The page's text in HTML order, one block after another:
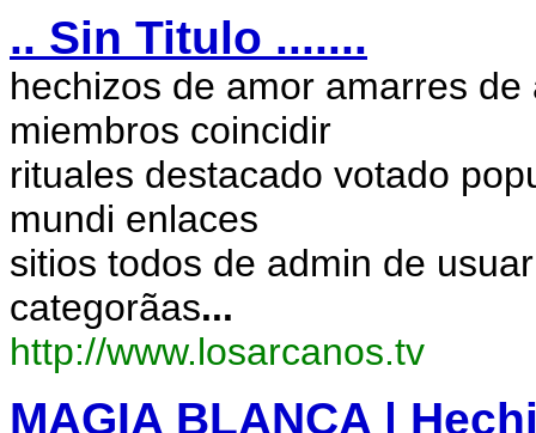
.. Sin Titulo .......
hechizos de amor amarres
miembros coincidir
rituales destacado votado
mundi enlaces
sitios todos de admin de
categorã­as...
http://www.losarcanos.tv
MAGIA BLANCA |